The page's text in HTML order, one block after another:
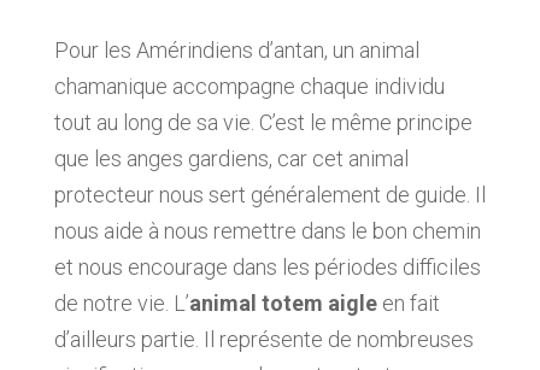
Pour les Amérindiens d’antan, un animal
chamanique accompagne chaque individu
tout au long de sa vie. C’est le même principe
que les anges gardiens, car cet animal
protecteur nous sert généralement de guide. Il
nous aide à nous remettre dans le bon chemin
et nous encourage dans les périodes difficiles
de notre vie. L’animal totem aigleen fait
d’ailleurs partie. Il représente de nombreuses